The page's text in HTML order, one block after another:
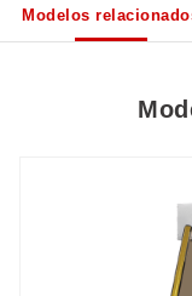
Modelos